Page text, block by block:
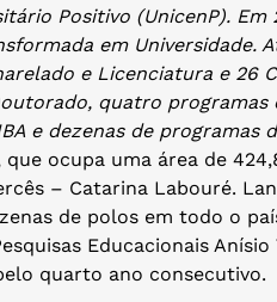
Positivo (UnicenP).
em Universidade.
e Licenciatura e 26
quatro programas
e dezenas de programas
ocupa uma área de
– Catarina Labouré.
de polos em todo o
Educacionais
quarto ano consecutivo.